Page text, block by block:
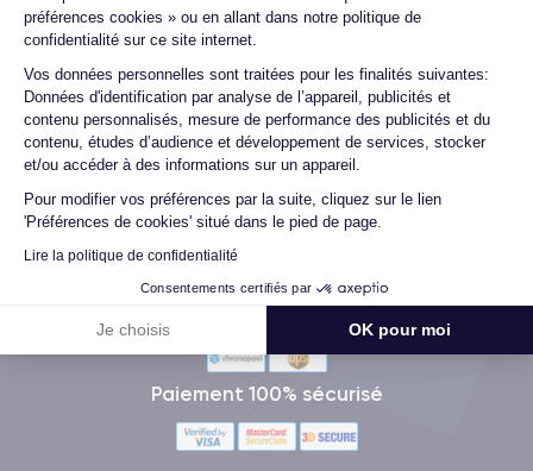
préférences cookies » ou en allant dans notre politique de
confidentialité sur ce site internet.
Vos données personnelles sont traitées pour les finalités suivantes:
Données d'identification par analyse de l’appareil, publicités et
contenu personnalisés, mesure de performance des publicités et du
contenu, études d’audience et développement de services, stocker
et/ou accéder à des informations sur un appareil.
Pour modifier vos préférences par la suite, cliquez sur le lien
'Préférences de cookies' situé dans le pied de page.
Lire la politique de confidentialité
Consentements certifiés par
Je choisis OK pour moi
Axeptio consent
pénalisés" car les premiers échanges avec l'employeur se font
souvent par le web. Même les métiers à faible qualification se
Méthodes de Paiement
Paiement 100% sécurisé